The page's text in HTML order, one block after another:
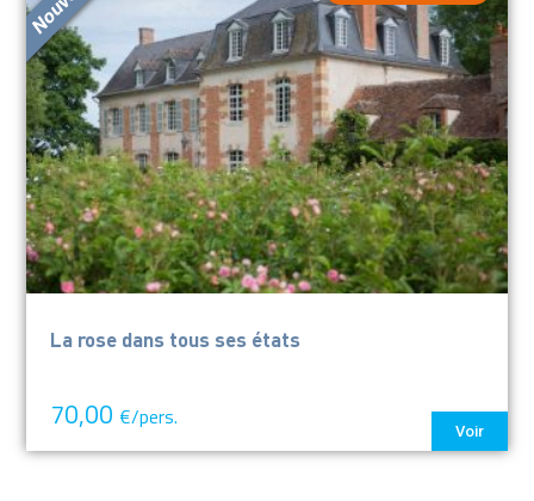
La rose dans tous ses états
70,00 €/pers.
Voir